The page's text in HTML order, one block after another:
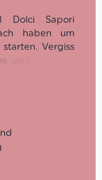
I Dolci Sapori
haben um
Vergiss
und probiere
für Liebhaber
Produkte her.
Welt für
Pistazien-